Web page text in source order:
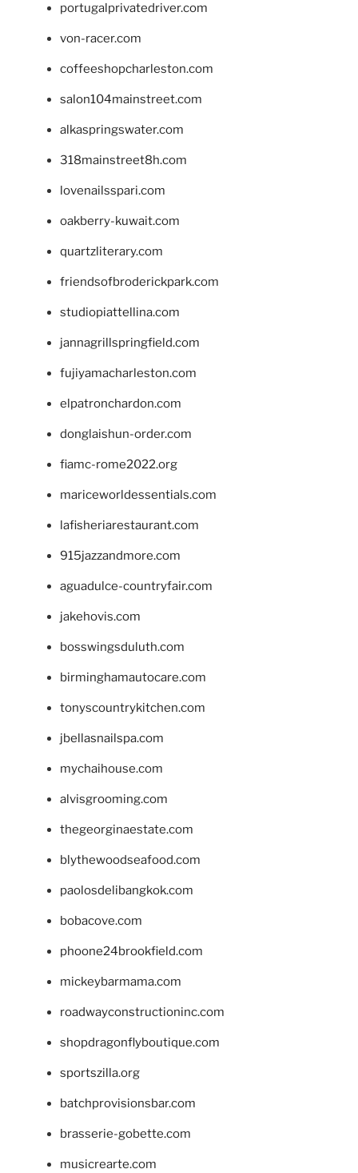
portugalprivatedriver.com
von-racer.com
coffeeshopcharleston.com
salon104mainstreet.com
alkaspringswater.com
318mainstreet8h.com
lovenailsspari.com
oakberry-kuwait.com
quartzliterary.com
friendsofbroderickpark.com
studiopiattellina.com
jannagrillspringfield.com
fujiyamacharleston.com
elpatronchardon.com
donglaishun-order.com
fiamc-rome2022.org
mariceworldessentials.com
lafisheriarestaurant.com
915jazzandmore.com
aguadulce-countryfair.com
jakehovis.com
bosswingsduluth.com
birminghamautocare.com
tonyscountrykitchen.com
jbellasnailspa.com
mychaihouse.com
alvisgrooming.com
thegeorginaestate.com
blythewoodseafood.com
paolosdelibangkok.com
bobacove.com
phoone24brookfield.com
mickeybarmama.com
roadwayconstructioninc.com
shopdragonflyboutique.com
sportszilla.org
batchprovisionsbar.com
brasserie-gobette.com
musicrearte.com